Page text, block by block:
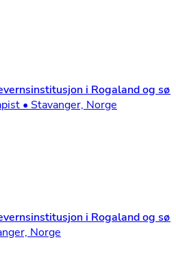
i Rogaland og
• Stavanger, Norge
barnevernsaktør, noe som
i Rogaland og
Norge
barnevernsaktør, noe som